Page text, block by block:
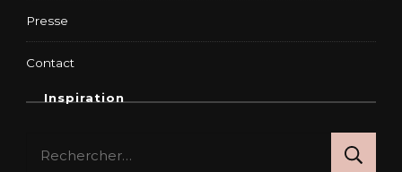
Presse
Contact
Inspiration